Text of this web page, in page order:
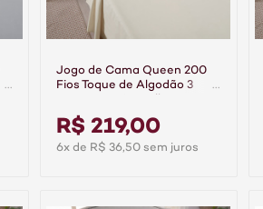
Jogo de Cama Queen 200
Fios Toque de Algodão 3
R$ 219,00
6x de R$ 36,50 sem juros